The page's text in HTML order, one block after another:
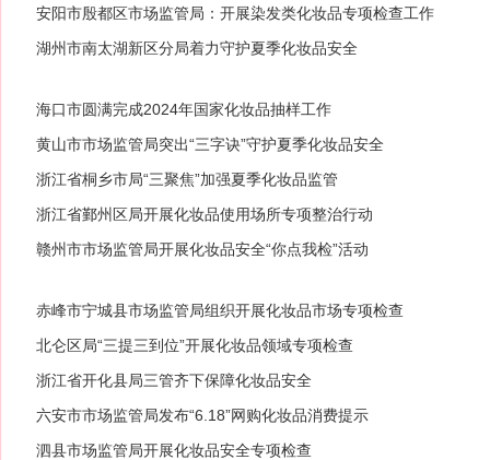
安阳市殷都区市场监管局：开展染发类化妆品专项检查工作
湖州市南太湖新区分局着力守护夏季化妆品安全
海口市圆满完成2024年国家化妆品抽样工作
黄山市市场监管局突出“三字诀”守护夏季化妆品安全
浙江省桐乡市局“三聚焦”加强夏季化妆品监管
浙江省鄞州区局开展化妆品使用场所专项整治行动
赣州市市场监管局开展化妆品安全“你点我检”活动
赤峰市宁城县市场监管局组织开展化妆品市场专项检查
北仑区局“三提三到位”开展化妆品领域专项检查
浙江省开化县局三管齐下保障化妆品安全
六安市市场监管局发布“6.18”网购化妆品消费提示
泗县市场监管局开展化妆品安全专项检查